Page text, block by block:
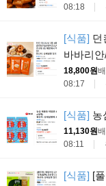
08:18
[식품] 던
바바리
18,800원
08:17
[식품] 농
11,130원
08:11
[식품] [